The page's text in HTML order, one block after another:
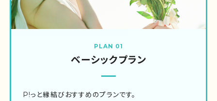
PLAN 01
ベーシックプラン
P!っと縁結びおすすめのプランです。